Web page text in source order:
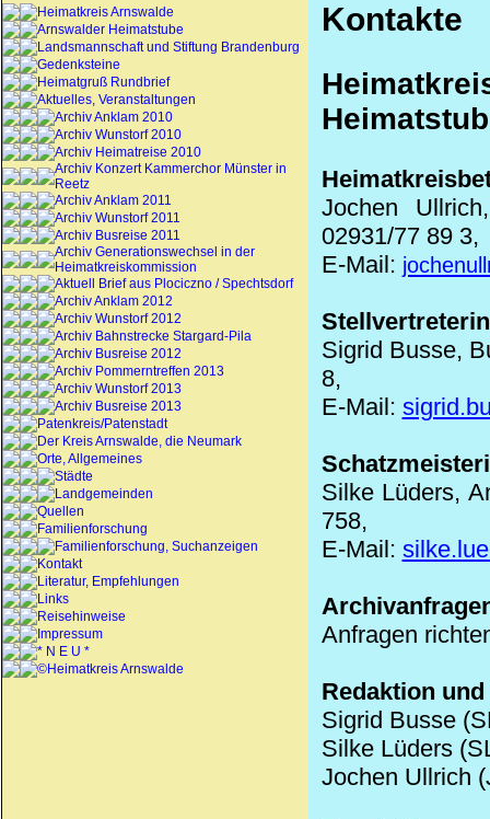
Heimatkreis Arnswalde
Arnswalder Heimatstube
Landsmannschaft und Stiftung Brandenburg
Gedenksteine
Heimatgruß Rundbrief
Aktuelles, Veranstaltungen
Archiv Anklam 2010
Archiv Wunstorf 2010
Archiv Heimatreise 2010
Archiv Konzert Kammerchor Münster in
Reetz
Archiv Anklam 2011
Archiv Wunstorf 2011
Archiv Busreise 2011
Archiv Generationswechsel in der
Heimatkreiskommission
Aktuell Brief aus Plociczno / Spechtsdorf
Archiv Anklam 2012
Archiv Wunstorf 2012
Archiv Bahnstrecke Stargard-Pila
Archiv Busreise 2012
Archiv Pommerntreffen 2013
Archiv Wunstorf 2013
Archiv Busreise 2013
Patenkreis/Patenstadt
Der Kreis Arnswalde, die Neumark
Orte, Allgemeines
Städte
Landgemeinden
Quellen
Familienforschung
Familienforschung, Suchanzeigen
Kontakt
Literatur, Empfehlungen
Links
Reisehinweise
Impressum
* N E U *
©Heimatkreis Arnswalde
Kontakte
Jochen
02931/77 89 3,
E-Mail:
Sigrid Busse,
8,
E-Mail:
Silke Lüders,
758,
E-Mail:
Anfragen
Redaktion
Sigrid Busse
Silke Lüders
Jochen Ullrich